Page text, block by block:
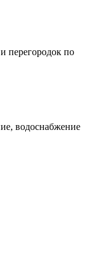
перегородок по
водоснабжение